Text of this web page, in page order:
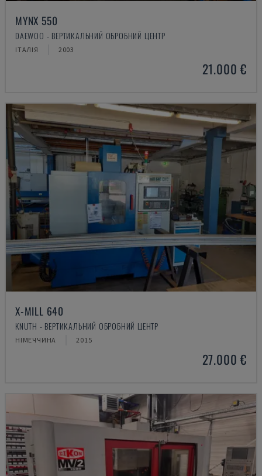
MYNX 550
DAEWOO - ВЕРТИКАЛЬНИЙ ОБРОБНИЙ ЦЕНТР
ІТАЛІЯ 2003
21.000 €
X-MILL 640
KNUTH - ВЕРТИКАЛЬНИЙ ОБРОБНИЙ ЦЕНТР
НІМЕЧЧИНА 2015
27.000 €